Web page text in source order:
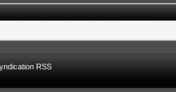
RSS